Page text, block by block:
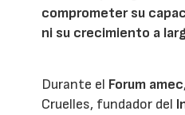
comprometer su
ni su crecimiento a
Durante el Forum amec
Cruelles, fundador del